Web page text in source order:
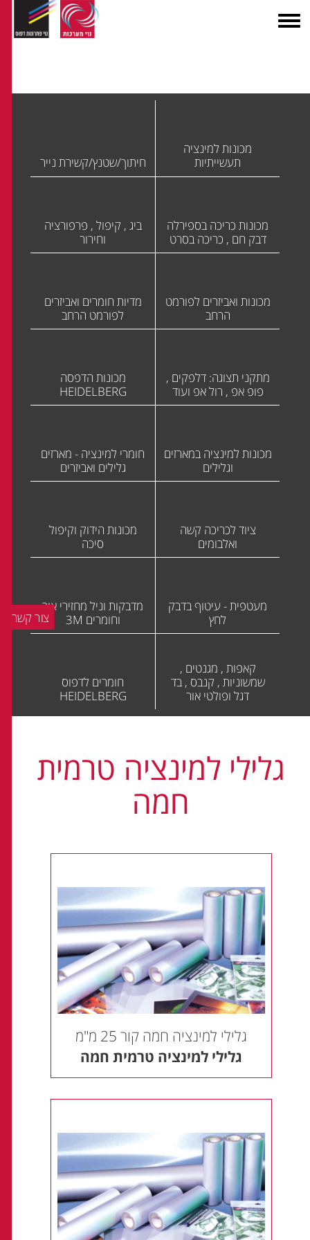
מכונות למינציה
תעשייתיות
חיתוך/שטנץ/קשירת נייר
מכונות כריכה בספירלה
דבק חם , כריכה בסרט
ביג , קיפול , פרפורציה
וחירור
מכונות ואביזרים לפורמט
הרחב
מדיות חומרים ואביזרים
לפורמט הרחב
מתקני תצוגה: דלפקים ,
פופ אפ , רול אפ ועוד
מכונות הדפסה
HEIDELBERG
מכונות למינציה במארזים
וגלילים
חומרי למינציה - מארזים
גלילים ואביזרים
ציוד לכריכה קשה
ואלבומים
מכונות הידוק וקיפול
סיכה
מעטפית - עיטוף בדבק
לחץ
מדבקות וניל מחזירי אור
וחומרים 3M
קאפות , מגנטים ,
שמשוניות , קנבס , בד
דגל ופולטי אור
חומרים לדפוס
HEIDELBERG
גלילי למינציה טרמית
חמה
גלילי למינציה חמה קור 25 מ"מ
גלילי למינציה טרמית חמה
צור קשר